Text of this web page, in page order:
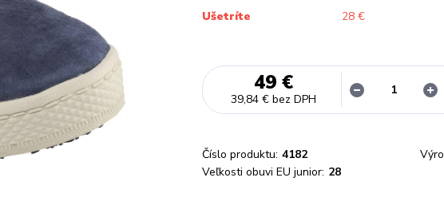
Ušetríte
28 €
49 €
39,84 € bez DPH
Číslo produktu: 4182
Veľkosti obuvi EU junior: 28